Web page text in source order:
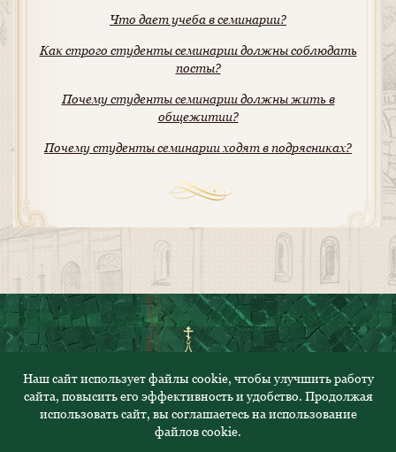
Что дает учеба в семинарии?
Как строго студенты семинарии должны соблюдать
посты?
Почему студенты семинарии должны жить в
общежитии?
Почему студенты семинарии ходят в подрясниках?
© 2023. Все права защищены
Политика конфиденциальности
Наш сайт использует файлы cookie, чтобы улучшить работу
сайта, повысить его эффективность и удобство. Продолжая
использовать сайт, вы соглашаетесь на использование
файлов cookie.